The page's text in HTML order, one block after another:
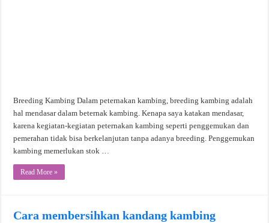
Breeding Kambing Dalam peternakan kambing, breeding kambing adalah
hal mendasar dalam beternak kambing. Kenapa saya katakan mendasar,
karena kegiatan-kegiatan peternakan kambing seperti penggemukan dan
pemerahan tidak bisa berkelanjutan tanpa adanya breeding. Penggemukan
kambing memerlukan stok …
Read More »
Cara membersihkan kandang kambing